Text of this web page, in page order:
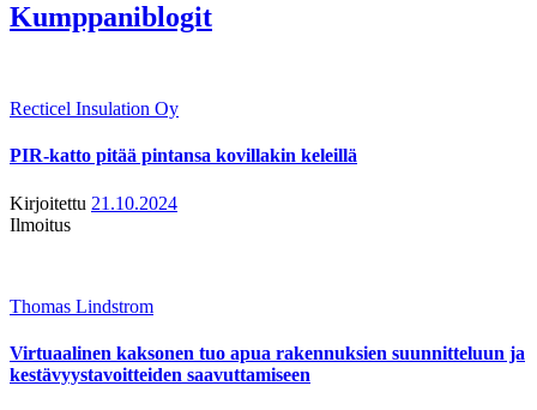
Kumppaniblogit
Recticel Insulation Oy
PIR-katto pitää pintansa kovillakin keleillä
Kirjoitettu 21.10.2024
Ilmoitus
Thomas Lindstrom
Virtuaalinen kaksonen tuo apua rakennuksien suunnitteluun ja
kestävyystavoitteiden saavuttamiseen